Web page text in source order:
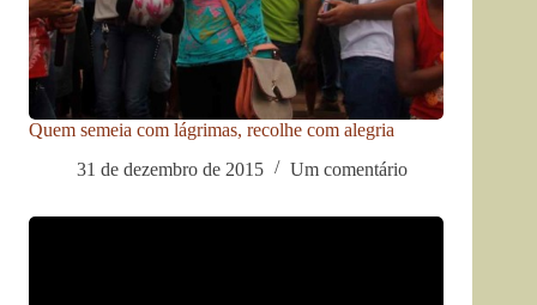
Quem semeia com lágrimas, recolhe com alegria
31 de dezembro de 2015
Um comentário